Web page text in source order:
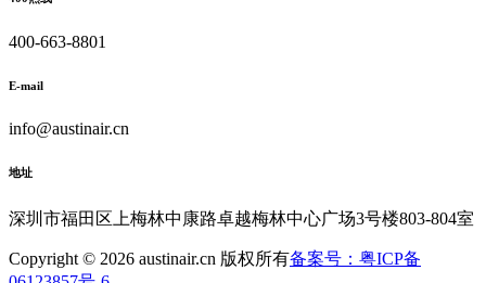
400-663-8801
E-mail
info@austinair.cn
地址
深圳市福田区上梅林中康路卓越梅林中心广场3号楼803-804室
Copyright © 2026 austinair.cn 版权所有备案号：粤ICP备